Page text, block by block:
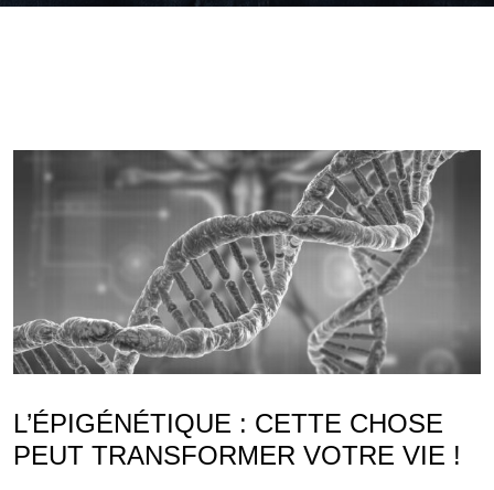
L’ÉPIGÉNÉTIQUE : CETTE CHOSE
PEUT TRANSFORMER VOTRE VIE !